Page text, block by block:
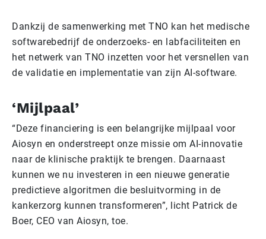
Dankzij de samenwerking met TNO kan het medische
softwarebedrijf de onderzoeks- en labfaciliteiten en
het netwerk van TNO inzetten voor het versnellen van
de validatie en implementatie van zijn AI-software.
‘Mijlpaal’
“Deze financiering is een belangrijke mijlpaal voor
Aiosyn en onderstreept onze missie om AI-innovatie
naar de klinische praktijk te brengen. Daarnaast
kunnen we nu investeren in een nieuwe generatie
predictieve algoritmen die besluitvorming in de
kankerzorg kunnen transformeren”, licht Patrick de
Boer, CEO van Aiosyn, toe.